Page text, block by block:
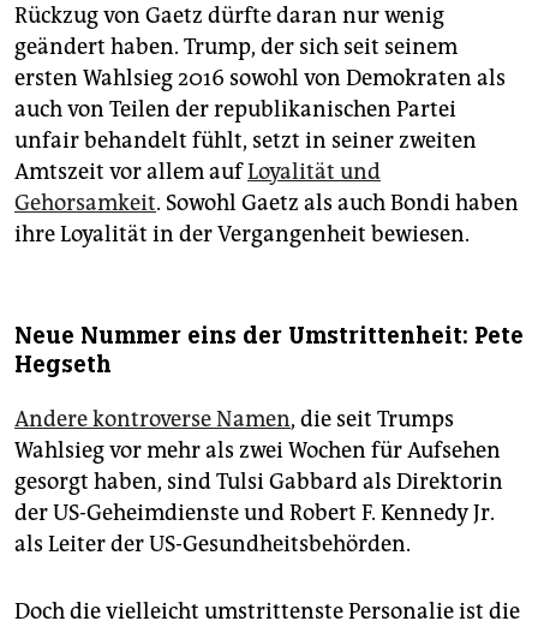
Rückzug von Gaetz dürfte daran nur wenig
geändert haben. Trump, der sich seit seinem
ersten Wahlsieg 2016 sowohl von Demokraten als
auch von Teilen der republikanischen Partei
unfair behandelt fühlt, setzt in seiner zweiten
Amtszeit vor allem aufLoyalität und
Gehorsamkeit. Sowohl Gaetz als auch Bondi haben
ihre Loyalität in der Vergangenheit bewiesen.
Neue Nummer eins der Umstrittenheit: Pete
Hegseth
Andere kontroverse Namen, die seit Trumps
Wahlsieg vor mehr als zwei Wochen für Aufsehen
gesorgt haben, sind Tulsi Gabbard als Direktorin
der US-Geheimdienste und Robert F. Kennedy Jr.
als Leiter der US-Gesundheitsbehörden.
Doch die vielleicht umstrittenste Personalie ist die